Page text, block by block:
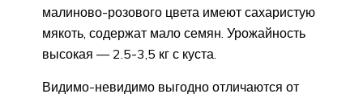
малиново-розового цвета имеют сахаристую
мякоть, содержат мало семян. Урожайность
высокая — 2.5-3,5 кг с куста.
Видимо-невидимо выгодно отличаются от